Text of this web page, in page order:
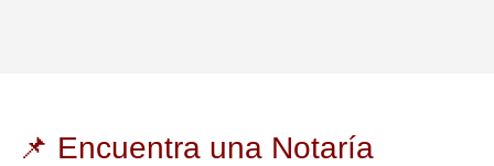
📌 Encuentra una Notaría